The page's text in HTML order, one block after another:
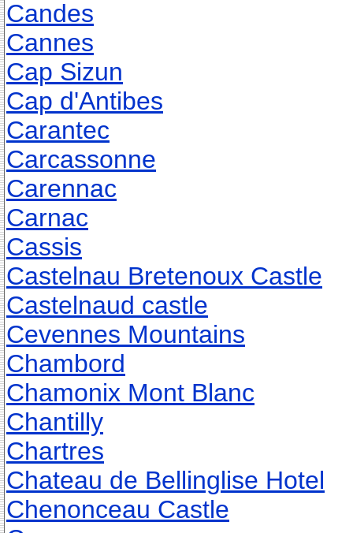
Candes
Cannes
Cap Sizun
Cap d'Antibes
Carantec
Carcassonne
Carennac
Carnac
Cassis
Castelnau Bretenoux Castle
Castelnaud castle
Cevennes Mountains
Chambord
Chamonix Mont Blanc
Chantilly
Chartres
Chateau de Bellinglise Hotel
Chenonceau Castle